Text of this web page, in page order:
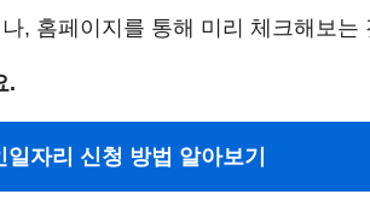
, 홈페이지를 통해 미리 체크해보는
.
자리 신청 방법 알아보기